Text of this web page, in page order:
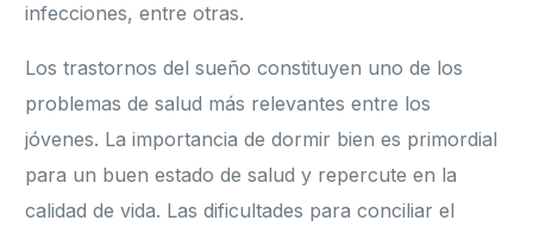
infecciones, entre otras.
Los trastornos del sueño constituyen uno de los
problemas de salud más relevantes entre los
jóvenes. La importancia de dormir bien es primordial
para un buen estado de salud y repercute en la
calidad de vida. Las dificultades para conciliar el